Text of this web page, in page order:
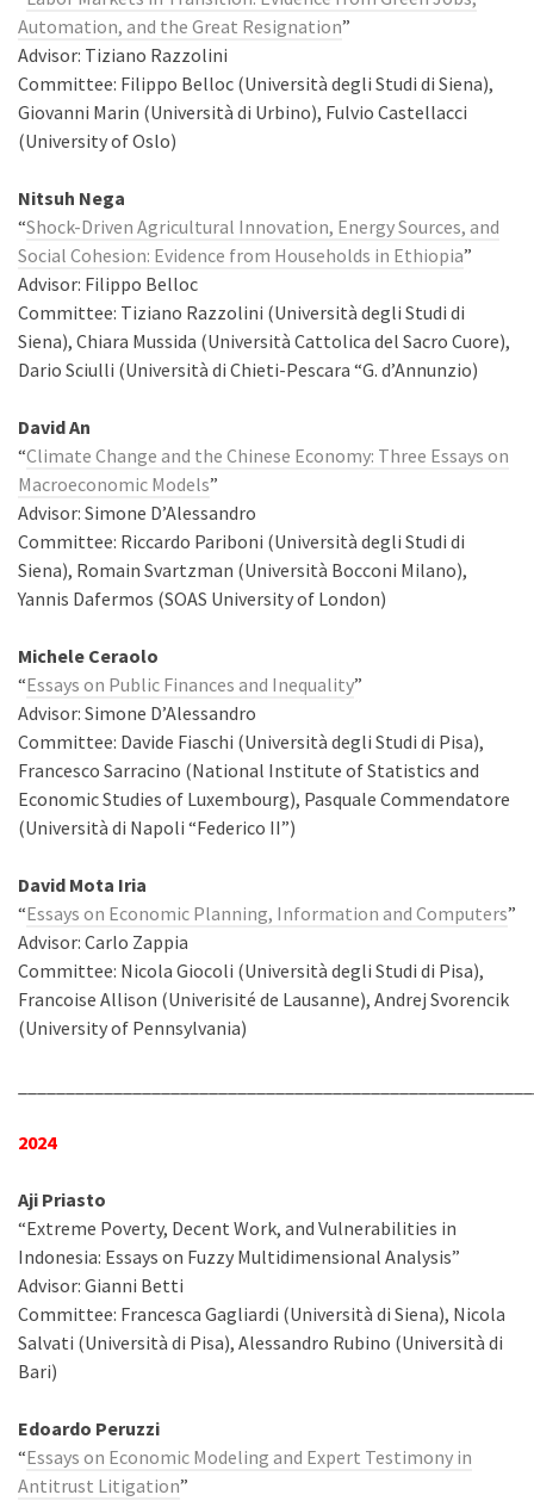
Automation, and the Great Resignation”
Advisor: Tiziano Razzolini
Committee: Filippo Belloc (Università degli Studi di Siena),
Giovanni Marin (Università di Urbino), Fulvio Castellacci
(University of Oslo)
Nitsuh Nega
“Shock-Driven Agricultural Innovation, Energy Sources, and
Social Cohesion: Evidence from Households in Ethiopia”
Advisor: Filippo Belloc
Committee: Tiziano Razzolini (Università degli Studi di
Siena), Chiara Mussida (Università Cattolica del Sacro Cuore),
Dario Sciulli (Università di Chieti-Pescara “G. d’Annunzio)
David An
“Climate Change and the Chinese Economy: Three Essays on
Macroeconomic Models”
Advisor: Simone D’Alessandro
Committee: Riccardo Pariboni (Università degli Studi di
Siena), Romain Svartzman (Università Bocconi Milano),
Yannis Dafermos (SOAS University of London)
Michele Ceraolo
“Essays on Public Finances and Inequality”
Advisor: Simone D’Alessandro
Committee: Davide Fiaschi (Università degli Studi di Pisa),
Francesco Sarracino (National Institute of Statistics and
Economic Studies of Luxembourg), Pasquale Commendatore
(Università di Napoli “Federico II”)
David Mota Iria
“Essays on Economic Planning, Information and Computers”
Advisor: Carlo Zappia
Committee: Nicola Giocoli (Università degli Studi di Pisa),
Francoise Allison (Univerisité de Lausanne), Andrej Svorencik
(University of Pennsylvania)
2024
Aji Priasto
“Extreme Poverty, Decent Work, and Vulnerabilities in
Indonesia: Essays on Fuzzy Multidimensional Analysis”
Advisor: Gianni Betti
Committee: Francesca Gagliardi (Università di Siena), Nicola
Salvati (Università di Pisa), Alessandro Rubino (Università di
Bari)
Edoardo Peruzzi
“Essays on Economic Modeling and Expert Testimony in
Antitrust Litigation”